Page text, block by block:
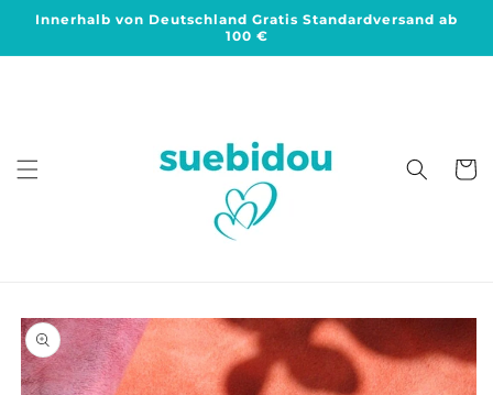
zum
Innerhalb von Deutschland Gratis Standardversand ab
100 €